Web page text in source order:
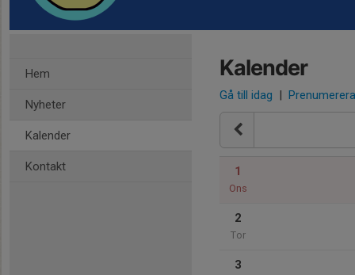
Hem
Nyheter
Kalender
Kontakt
Kalender
Gå till idag | Prenumerera
1
Ons
2
Tor
3